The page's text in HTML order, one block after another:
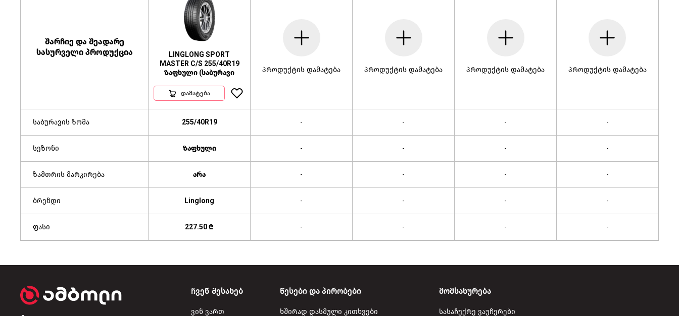
შარჩიე და შეადარე
სასურველი პროდუქცია
LINGLONG SPORT
MASTER C/S 255/40R19
ზაფხული (საბურავი
დამატება
პროდუქტის დამატება პროდუქტის დამატება პროდუქტის დამატება პროდუქტის დამატება
საბურავის ზომა 255/40R19 - - - -
სეზონი ზაფხული - - - -
ზამთრის მარკირება არა - - - -
ბრენდი Linglong - - - -
ფასი 227.50 ₾ - - - -
ჩვენ შესახებ
ვინ ვართ
წესები და პირობები
ხშირად დასმული კითხვები
მომსახურება
სასაჩუქრე ვაუჩერები